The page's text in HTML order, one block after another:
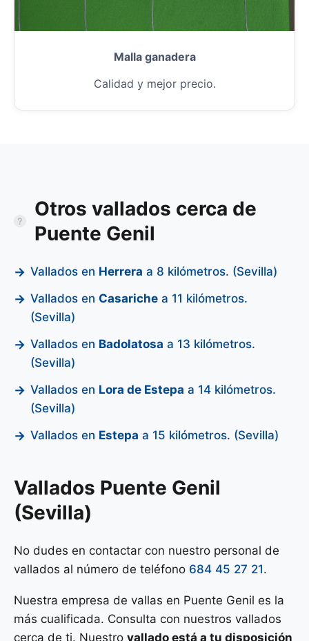
Malla ganadera
Calidad y mejor precio.
Otros vallados cerca de
Puente Genil
Vallados en Herrera a 8 kilómetros. (Sevilla)
Vallados en Casariche a 11 kilómetros.
(Sevilla)
Vallados en Badolatosa a 13 kilómetros.
(Sevilla)
Vallados en Lora de Estepa a 14 kilómetros.
(Sevilla)
Vallados en Estepa a 15 kilómetros. (Sevilla)
Vallados Puente Genil
(Sevilla)
No dudes en contactar con nuestro personal de
vallados al número de teléfono 684 45 27 21.
Nuestra empresa de vallas en Puente Genil es la
más cualificada. Consulta con nuestros vallados
cerca de ti. Nuestro vallado está a tu disposición